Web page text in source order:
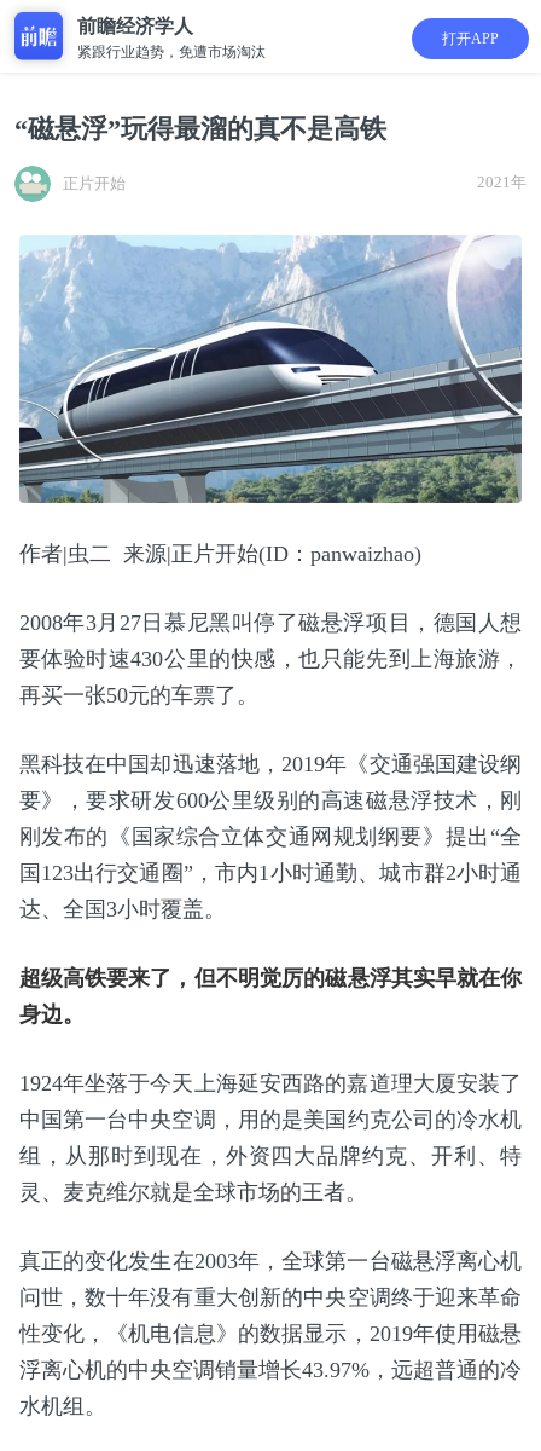
前瞻经济学人
紧跟行业趋势，免遭市场淘汰
打开APP
“磁悬浮”玩得最溜的真不是高铁
正片开始 2021年
作者|虫二 来源|正片开始(ID：panwaizhao)
2008年3月27日慕尼黑叫停了磁悬浮项目，德国人想
要体验时速430公里的快感，也只能先到上海旅游，
再买一张50元的车票了。
黑科技在中国却迅速落地，2019年《交通强国建设纲
要》，要求研发600公里级别的高速磁悬浮技术，刚
刚发布的《国家综合立体交通网规划纲要》提出“全
国123出行交通圈”，市内1小时通勤、城市群2小时通
达、全国3小时覆盖。
超级高铁要来了，但不明觉厉的磁悬浮其实早就在你
身边。
1924年坐落于今天上海延安西路的嘉道理大厦安装了
中国第一台中央空调，用的是美国约克公司的冷水机
组，从那时到现在，外资四大品牌约克、开利、特
灵、麦克维尔就是全球市场的王者。
真正的变化发生在2003年，全球第一台磁悬浮离心机
问世，数十年没有重大创新的中央空调终于迎来革命
性变化，《机电信息》的数据显示，2019年使用磁悬
浮离心机的中央空调销量增长43.97%，远超普通的冷
水机组。